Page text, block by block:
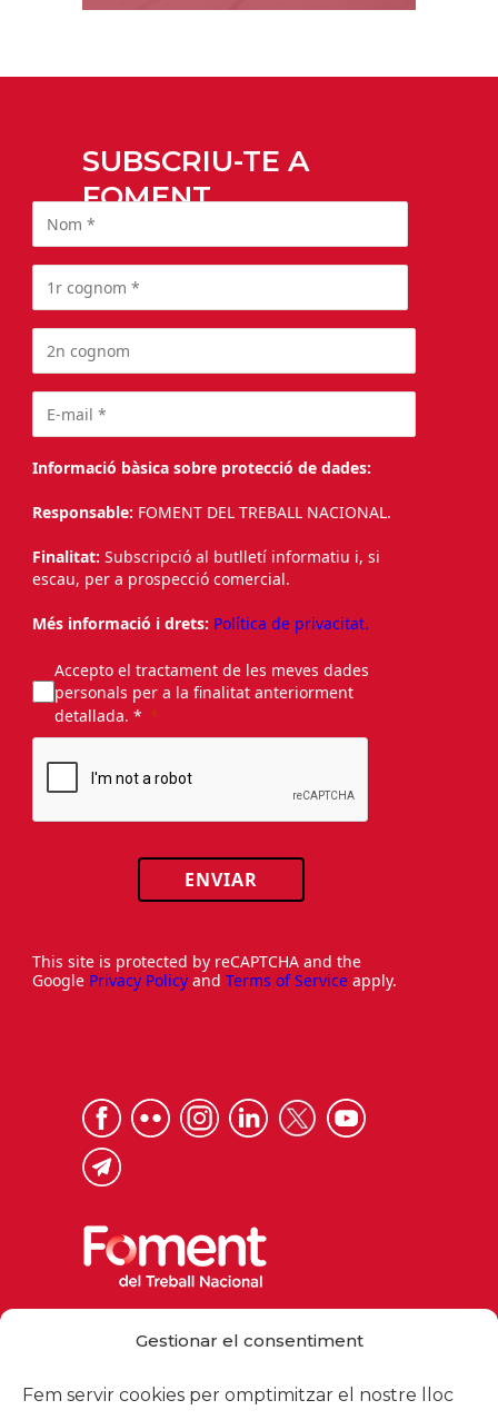
Gestionar el consentiment
Fem servir cookies per omptimitzar el nostre lloc
SUBSCRIU-TE A
FOMENT
Informació bàsica sobre protecció de dades:
Responsable: FOMENT DEL TREBALL NACIONAL.
Finalitat: Subscripció al butlletí informatiu i, si
escau, per a prospecció comercial.
Més informació i drets: Política de privacitat.
Accepto el tractament de les meves dades
personals per a la finalitat anteriorment
detallada. *
ENVIAR
This site is protected by reCAPTCHA and the
Google Privacy Policy and Terms of Service apply.
foment@foment.com